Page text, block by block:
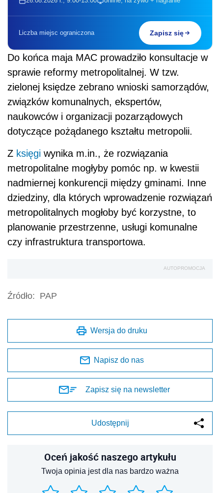
Liczba miejsc ograniczona Zapisz się
Do końca maja MAC prowadziło konsultacje w
sprawie reformy metropolitalnej. W tzw.
zielonej księdze zebrano wnioski samorządów,
związków komunalnych, ekspertów,
naukowców i organizacji pozarządowych
dotyczące pożądanego kształtu metropolii.
Z księgi wynika m.in., że rozwiązania
metropolitalne mogłyby pomóc np. w kwestii
nadmiernej konkurencji między gminami. Inne
dziedziny, dla których wprowadzenie rozwiązań
metropolitalnych mogłoby być korzystne, to
planowanie przestrzenne, usługi komunalne
czy infrastruktura transportowa.
AUTOPROMOCJA
Źródło: PAP
Wersja do druku
Napisz do nas
Zapisz się na newsletter
Udostępnij
Oceń jakość naszego artykułu
Twoja opinia jest dla nas bardzo ważna